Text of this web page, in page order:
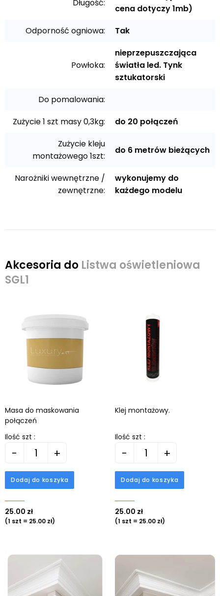
Długość:
cena dotyczy 1mb)
Odporność ogniowa:
Tak
Powłoka:
nieprzepuszczająca
światła led. Tynk
sztukatorski
Do pomalowania:
Zużycie 1 szt masy 0,3kg:
do 20 połączeń
Zużycie kleju
montażowego 1szt:
do 6 metrów bieżących
Narożniki wewnętrzne /
zewnętrzne:
wykonujemy do
każdego modelu
Akcesoria do Listwa oświetleniowa
SGL1
Masa do maskowania
połączeń
Ilość szt :
- +
Dodaj do koszyka
25.00 zł
(1 szt = 25.00 zł)
Klej montażowy.
Ilość szt :
- +
Dodaj do koszyka
25.00 zł
(1 szt = 25.00 zł)